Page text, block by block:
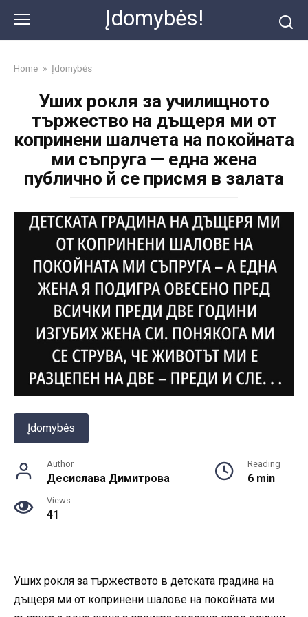
content
Įdomybės!
Home » Įdomybės
Уших рокля за училищното
тържество на дъщеря ми от
копринени шалчета на покойната
ми съпруга — една жена
публично й се присмя в залата
Įdomybės
Author
Десислава Димитрова
Reading
6 min
Views
41
Уших рокля за тържеството в детската градина на
дъщеря ми от копринени шалове на покойната ми